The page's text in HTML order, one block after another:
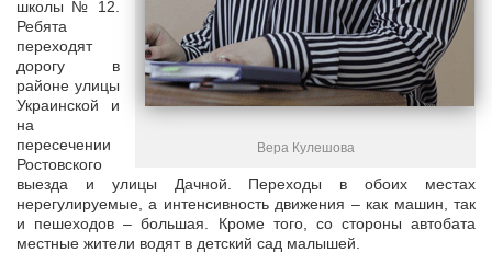
Вера Кулешова
школы № 12.
Ребята
переходят
дорогу в
районе улицы
Украинской и
на
пересечении
Ростовского
выезда и улицы Дачной. Переходы в обоих местах
нерегулируемые, а интенсивность движения – как машин, так
и пешеходов – большая. Кроме того, со стороны автобата
местные жители водят в детский сад малышей.